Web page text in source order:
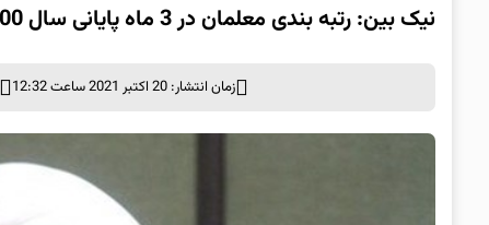
نیک بین: رتبه بندی معلمان در 3 ماه پایانی سال 1400 اجرا خواهد شد
زمان انتشار: 20 اکتبر 2021 ساعت 12:32